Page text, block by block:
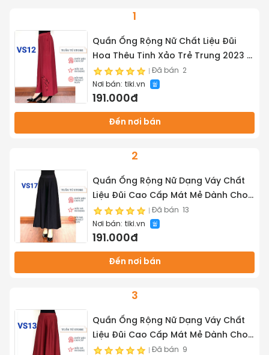
1
Quần Ống Rộng Nữ Chất Liệu Đũi
Hoa Thêu Tinh Xảo Trẻ Trung 2023 -
Tuấn Tú Store 68Đã bán 2
Nơi bán: tiki.vn
191.000đ
Đến nơi bán
2
Quần Ống Rộng Nữ Dạng Váy Chất
Liệu Đũi Cao Cấp Mát Mẻ Dành Cho
Tất Cả Chị Em - Tuấn Tú Store 68
Đã bán 13
Nơi bán: tiki.vn
191.000đ
Đến nơi bán
3
Quần Ống Rộng Nữ Dạng Váy Chất
Liệu Đũi Cao Cấp Mát Mẻ Dành Cho
Tất Cả Chị Em - Tuấn Tú Store 68
Đã bán 9